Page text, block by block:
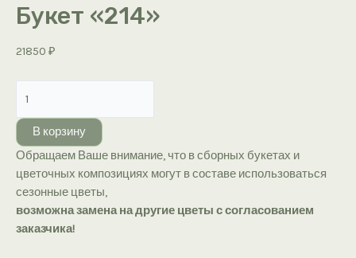
Букет «214»
21850 ₽
товара
Букет
«214»
В корзину
Обращаем Ваше внимание, что в сборных букетах и
цветочных композициях могут в составе использоваться
сезонные цветы,
возможна замена на другие цветы с согласованием
заказчика!